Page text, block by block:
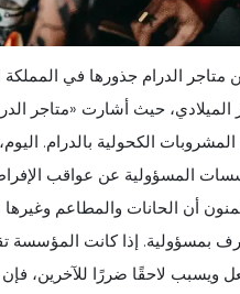
متاجر الدرام جذورها في المملكة
الميلادي، حيث أشارت «متاجر
المشروبات الكحولية بالدرام.
المسؤولية عن عواقب
أن الحانات والمطاعم
بمسؤولية. إذا كانت
ويسبب لاحقًا ضررًا للآخرين، فإن